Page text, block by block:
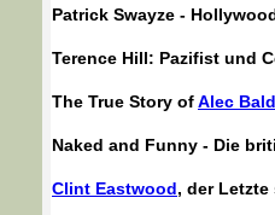
Patrick Swayze -
Terence Hill: Pazifist und
The True Story ofAlec
Naked and Funny - Die
Clint Eastwood, der Letzte